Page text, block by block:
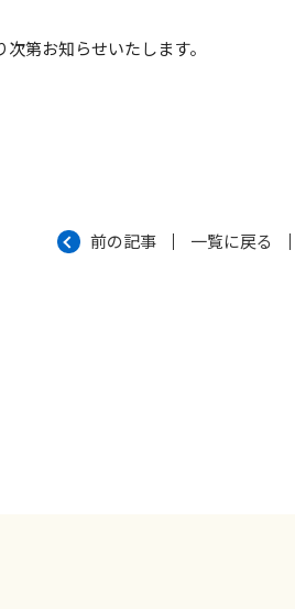
第お知らせいたします。
前の記事 一覧に戻る